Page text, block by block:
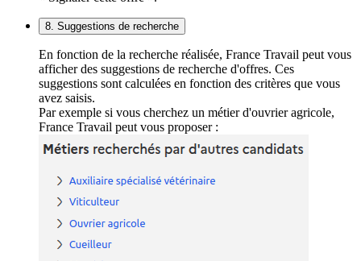
8. Suggestions de recherche
En fonction de la recherche réalisée, France Travail peut vous
afficher des suggestions de recherche d'offres. Ces
suggestions sont calculées en fonction des critères que vous
avez saisis.
Par exemple si vous cherchez un métier d'ouvrier agricole,
France Travail peut vous proposer :